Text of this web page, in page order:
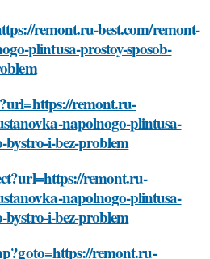
remont.ru-best.com/remont-
plintusa-prostoy-sposob-
remont.ru-
napolnogo-plintusa-
bystro-i-bez-problem
remont.ru-
napolnogo-plintusa-
bystro-i-bez-problem
remont.ru-